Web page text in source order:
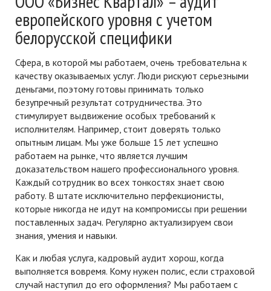
европейского уровня с учетом
белорусской специфики
Сфера, в которой мы работаем, очень требовательна к
качеству оказываемых услуг. Люди рискуют серьезными
деньгами, поэтому готовы принимать только
безупречный результат сотрудничества. Это
стимулирует выдвижение особых требований к
исполнителям. Например, стоит доверять только
опытным лицам. Мы уже больше 15 лет успешно
работаем на рынке, что является лучшим
доказательством нашего профессионального уровня.
Каждый сотрудник во всех тонкостях знает свою
работу. В штате исключительно перфекционисты,
которые никогда не идут на компромиссы при решении
поставленных задач. Регулярно актуализируем свои
знания, умения и навыки.
Как и любая услуга, кадровый аудит хорош, когда
выполняется вовремя. Кому нужен полис, если страховой
случай наступил до его оформления? Мы работаем с